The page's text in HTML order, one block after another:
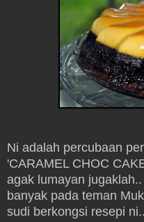
Ni adalah percubaan
'CARAMEL CHOC
agak lumayan
banyak pada teman
sudi berkongsi resepi